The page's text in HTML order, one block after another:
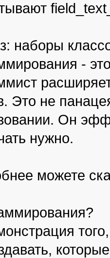
наборы
-
Это не
Он
нужно.
можете